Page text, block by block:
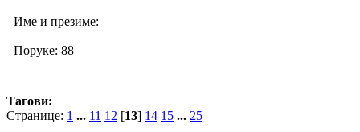
Име и презиме:
Поруке: 88
Тагови:
Странице: 1 ... 11 12 [13] 14 15 ... 25